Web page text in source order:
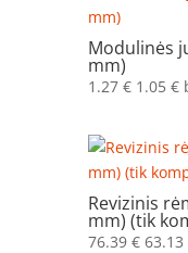
Modulinės
mm)
1.27 € 1.05 €
Revizinis
mm) (tik
76.39 € 63.13